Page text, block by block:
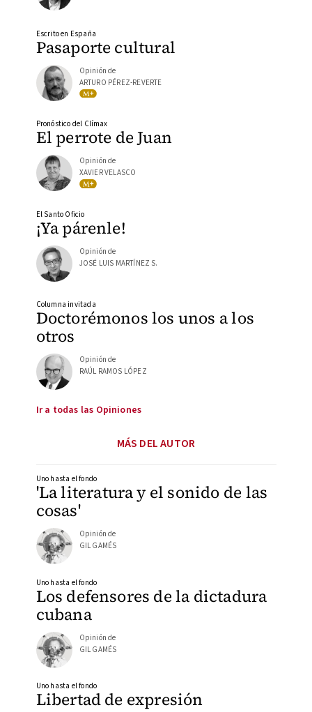
Pasaporte cultural
Escrito en España
Opinión de
ARTURO PÉREZ-REVERTE
El perrote de Juan
Pronóstico del Clímax
Opinión de
XAVIER VELASCO
¡Ya párenle!
El Santo Oficio
Opinión de
JOSÉ LUIS MARTÍNEZ S.
Doctorémonos los unos a los
otros
Columna invitada
Opinión de
RAÚL RAMOS LÓPEZ
Ir a todas las Opiniones
MÁS DEL AUTOR
'La literatura y el sonido de las
cosas'
Uno hasta el fondo
Opinión de
GIL GAMÉS
Los defensores de la dictadura
cubana
Uno hasta el fondo
Opinión de
GIL GAMÉS
Libertad de expresión
Uno hasta el fondo